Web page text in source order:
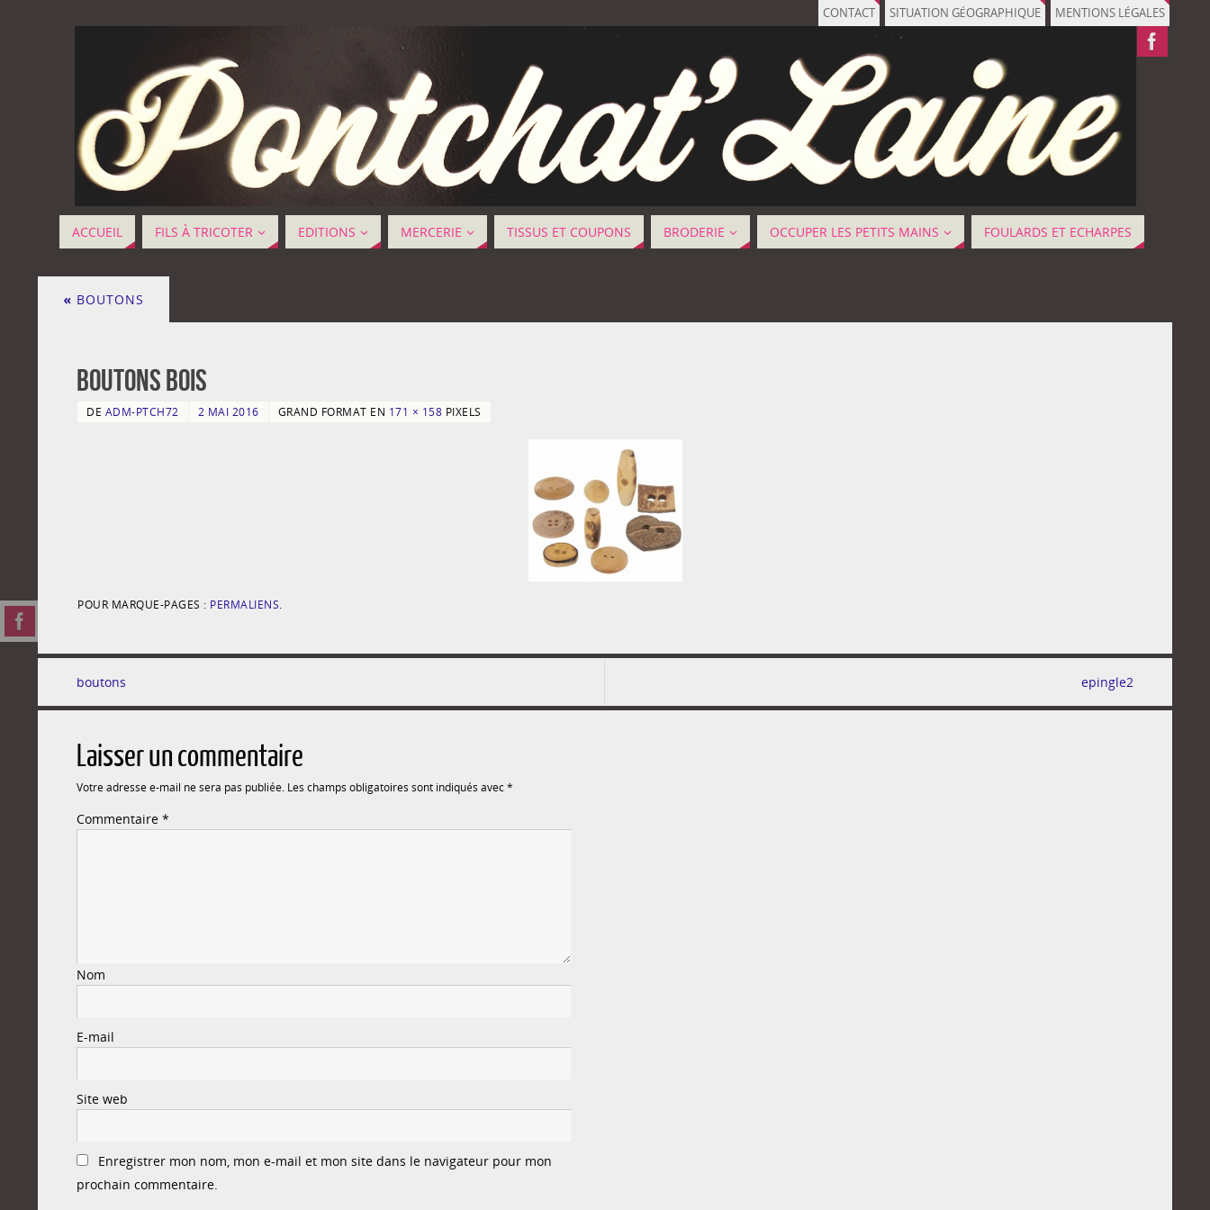
CONTACT SITUATION GÉOGRAPHIQUE MENTIONS LÉGALES
ACCUEIL FILS À TRICOTER EDITIONS MERCERIE TISSUS ET COUPONS BRODERIE OCCUPER LES PETITS MAINS FOULARDS ET ECHARPES
« BOUTONS
boutons bois
DE ADM-PTCH72 2 MAI 2016 GRAND FORMAT EN 171 × 158 PIXELS
POUR MARQUE-PAGES : PERMALIENS
boutons epingle2
Laisser un commentaire
Votre adresse e-mail ne sera pas publiée. Les champs obligatoires sont indiqués avec*
Commentaire *
Nom
E-mail
Site web
Enregistrer mon nom, mon e-mail et mon site dans le navigateur pour mon
prochain commentaire.